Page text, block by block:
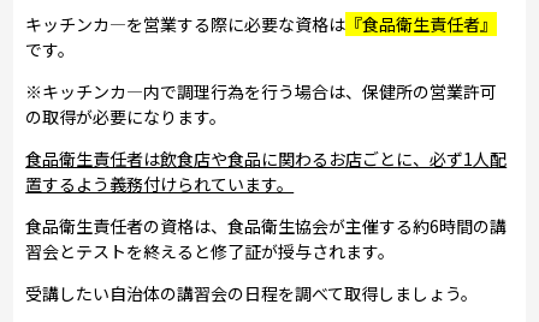
キッチンカ―を営業する際に必要な資格は 『食品衛生責任者』
です。
※キッチンカ―内で調理行為を行う場合は、保健所の営業許可
の取得が必要になります。
食品衛生責任者は飲食店や食品に関わるお店ごとに、必ず1人配
置するよう義務付けられています。
食品衛生責任者の資格は、食品衛生協会が主催する約6時間の講
習会とテストを終えると修了証が授与されます。
受講したい自治体の講習会の日程を調べて取得しましょう。